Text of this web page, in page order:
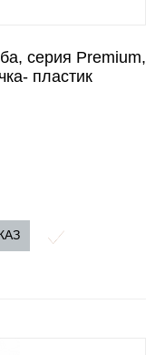
серия Premium,
пластик